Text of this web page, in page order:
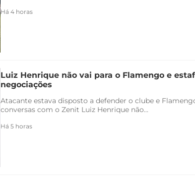
Há 4 horas
Luiz Henrique não vai para o Flamengo e
negociações
Atacante estava disposto a defender o clube e
conversas com o Zenit Luiz Henrique não...
Há 5 horas